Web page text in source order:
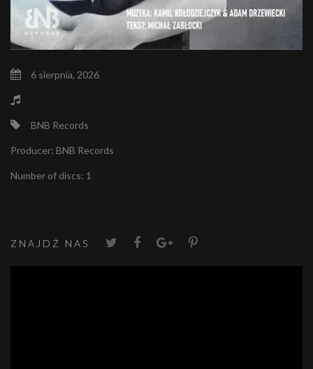
6 sierpnia, 2026
BNB Records
Producer: BNB Records
Number of discs: 1
ZNAJDŹ NAS